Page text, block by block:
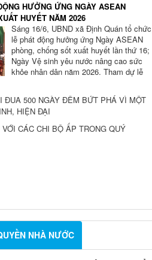
HƯỞNG ỨNG NGÀY ASEAN
HUYẾT NĂM 2026
Sáng 16/6, UBND xã Định Quán tổ chức
lễ phát động hưởng ứng Ngày ASEAN
phòng, chống sốt xuất huyết lần thứ 16;
Ngày Vệ sinh yêu nước nâng cao sức
khỏe nhân dân năm 2026. Tham dự lễ
ĐUA 500 NGÀY ĐÊM BỨT PHÁ VÌ MỘT
HIỆN ĐẠI
CÁC CHI BỘ ẤP TRONG QUÝ
NHÀ NƯỚC